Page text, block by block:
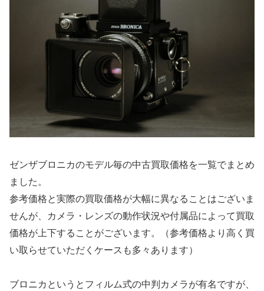
ゼンザブロニカのモデル毎の中古買取価格を一覧でまとめ
ました。
参考価格と実際の買取価格が大幅に異なることはございま
せんが、カメラ・レンズの動作状況や付属品によって買取
価格が上下することがございます。（参考価格より高く買
い取らせていただくケースも多々あります）
ブロニカというとフィルム式の中判カメラが有名ですが、